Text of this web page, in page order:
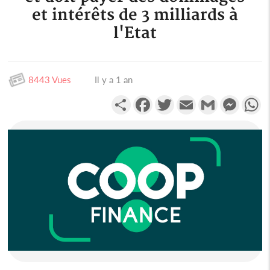
et intérêts de 3 milliards à
l'Etat
8443 Vues Il y a 1 an
PartagerFacebookTwitterEmail Gmail